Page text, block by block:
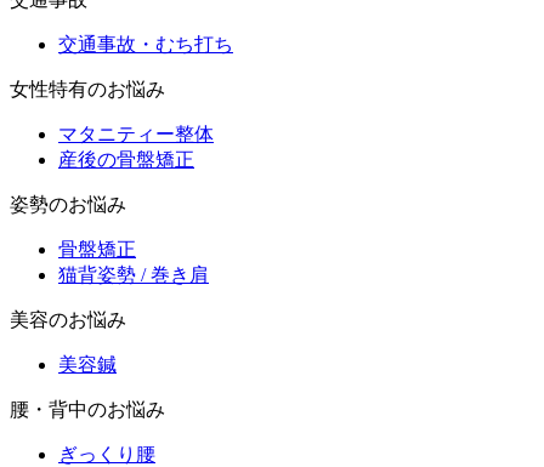
交通事故・むち打ち
女性特有のお悩み
マタニティー整体
産後の骨盤矯正
姿勢のお悩み
骨盤矯正
猫背姿勢 / 巻き肩
美容のお悩み
美容鍼
腰・背中のお悩み
ぎっくり腰